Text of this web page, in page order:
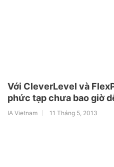
Với CleverLevel và
phức tạp chưa bao giờ
IA Vietnam 11 Tháng 5, 2013